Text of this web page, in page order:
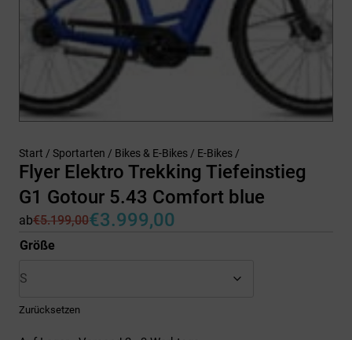
Start / Sportarten / Bikes & E-Bikes / E-Bikes /
Flyer Elektro Trekking Tiefeinstieg
G1 Gotour 5.43 Comfort blue
ab€5.199,00
Ursprünglicher
Preis
war:
€3.999,00
Aktueller
Preis
ist:
Größe
Zurücksetzen